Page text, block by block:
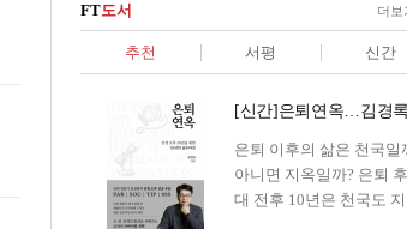
FT도서 더보
추천 서평 신간
은퇴 이후의 삶은 천국일
아니면 지옥일까? 은퇴
대 전후 10년은 천국도